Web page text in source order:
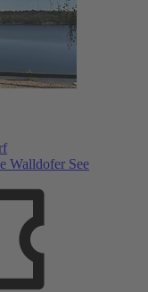
Walldofer See